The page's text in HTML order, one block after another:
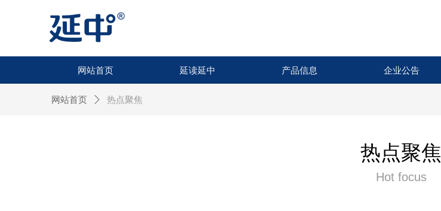
网站首页 延读延中 产品信息 企业公告
热点聚焦
Hot focus
网站首页 ꄲ 热点聚焦